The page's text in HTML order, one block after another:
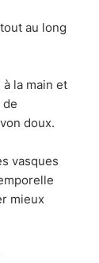
au long
la main et
doux.
vasques
mieux